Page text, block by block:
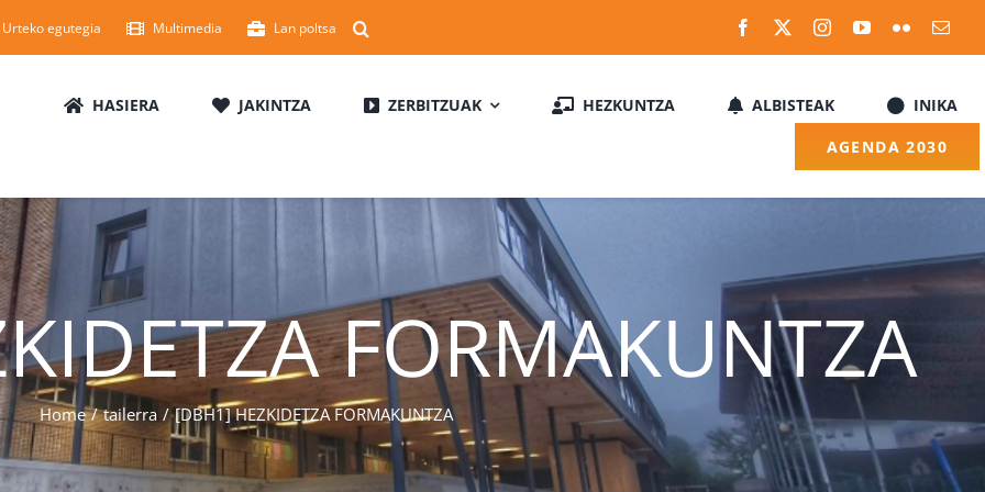
Urteko egutegia Multimedia Lan poltsa
HASIERA JAKINTZA ZERBITZUAK HEZKUNTZA ALBISTEAK
INIKA
AGENDA 2030
FORMAKUNTZA
Home tailerra [DBH1] HEZKIDETZA FORMAKUNTZA